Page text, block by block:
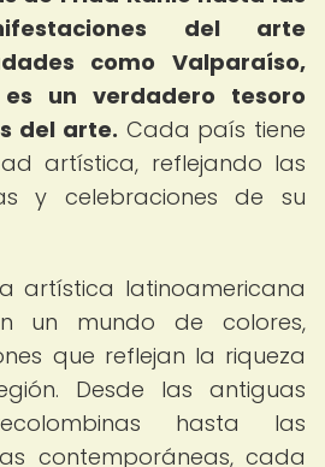
del arte
como Valparaíso,
un verdadero tesoro
del arte. Cada país tiene
artística, reflejando las
y celebraciones de su
artística latinoamericana
un mundo de colores,
que reflejan la riqueza
Desde las antiguas
hasta las
contemporáneas, cada